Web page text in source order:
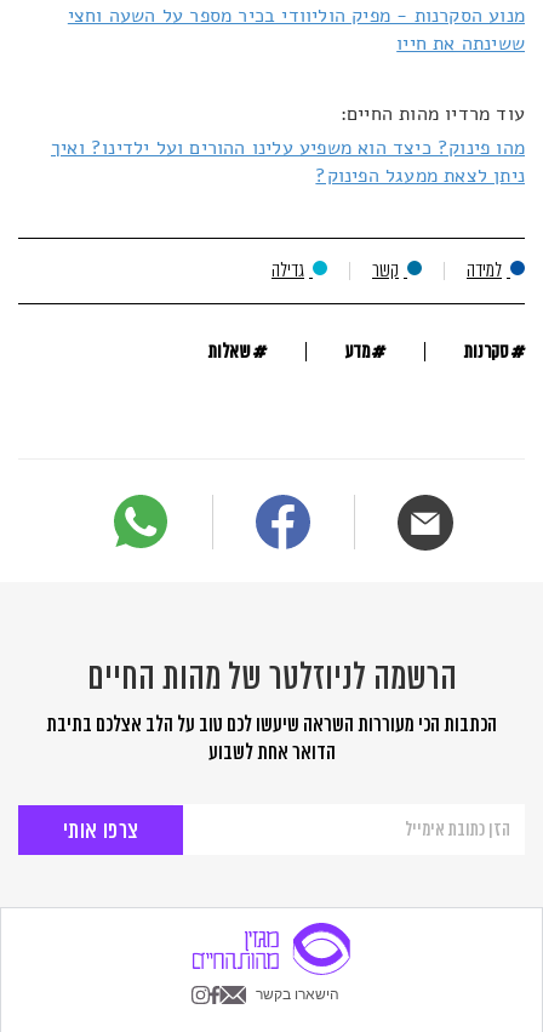
מנוע הסקרנות - מפיק הוליוודי בכיר מספר על השעה וחצי
ששינתה את חייו
עוד מרדיו מהות החיים:
מהו פינוק? כיצד הוא משפיע עלינו ההורים ועל ילדינו? ואיך
ניתן לצאת ממעגל הפינוק?
למידה קשר גדילה
#סקרנות #מדע #שאלות
הרשמה לניוזלטר של מהות החיים
הכתבות הכי מעוררות השראה שיעשו לכם טוב על הלב אצלכם בתיבת
הדואר אחת לשבוע
לניוזלטר
החיים
הישארו בקשר